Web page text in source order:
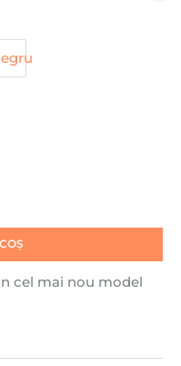
cel mai nou model